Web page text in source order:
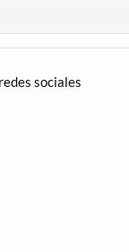
sociales